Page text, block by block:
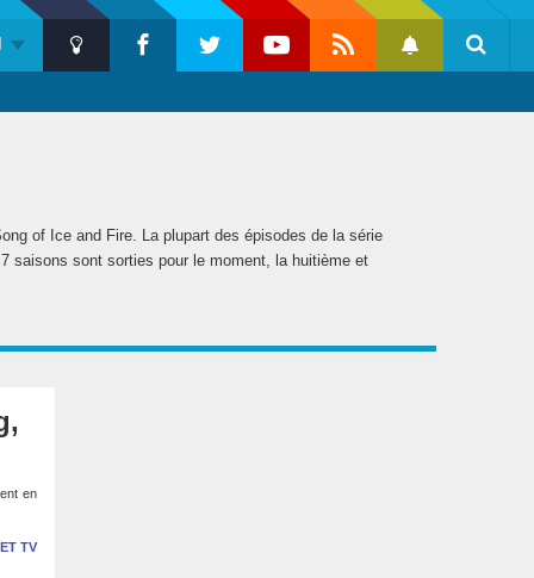
of Ice and Fire. La plupart des épisodes de la série
saisons sont sorties pour le moment, la huitième et
en
TV